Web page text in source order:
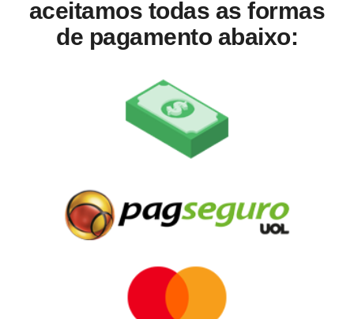
aceitamos todas as formas
de pagamento abaixo: